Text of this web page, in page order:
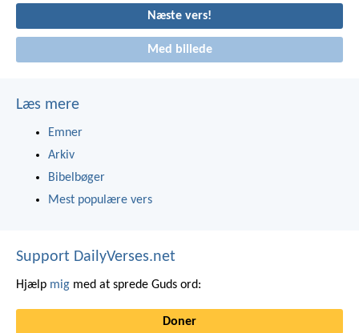
Næste vers!
Med billede
Læs mere
Emner
Arkiv
Bibelbøger
Mest populære vers
Support DailyVerses.net
Hjælp mig med at sprede Guds ord:
Doner